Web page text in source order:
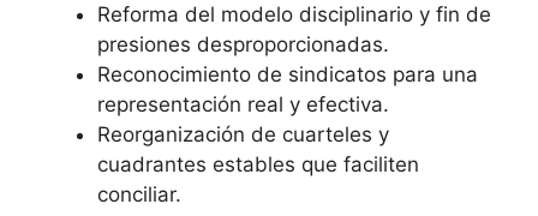
Reforma del modelo disciplinario y fin de
presiones desproporcionadas.
Reconocimiento de sindicatos para una
representación real y efectiva.
Reorganización de cuarteles y
cuadrantes estables que faciliten
conciliar.